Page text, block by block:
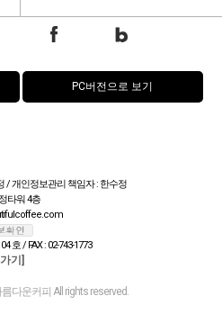
PC버전으로 보기
/ 개인정보관리 책임자 : 한수정
타워 4층
호 / FAX : 02-743-1773
기]
름다운커피 All rights reserved.